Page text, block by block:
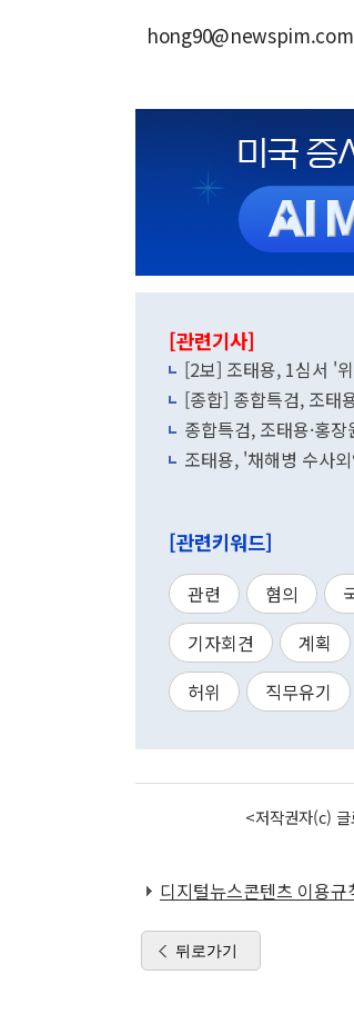
hong90@newspim.com
[관련기사]
[2보] 조태용, 1심서 '
[종합] 종합특검, 조태
종합특검, 조태용·홍
조태용, '채해병 수사
[관련키워드]
관련 혐의
기자회견
계획
허위
직무유기
<저작권자(c)
디지털뉴스콘텐츠 이용규
뒤로가기